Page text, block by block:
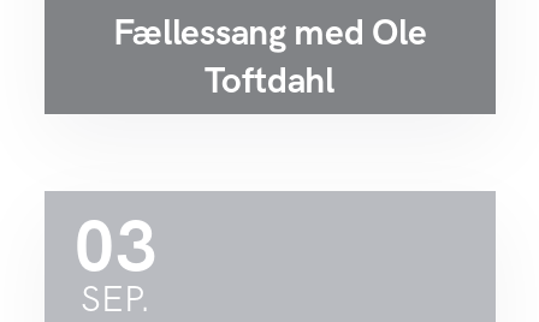
Fællessang med Ole
Toftdahl
03
SEP.